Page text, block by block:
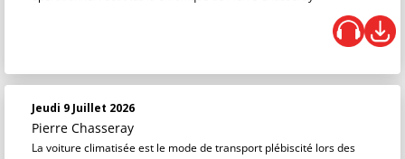
Jeudi 9 Juillet 2026
Pierre Chasseray
La voiture climatisée est le mode de transport plébiscité lors des